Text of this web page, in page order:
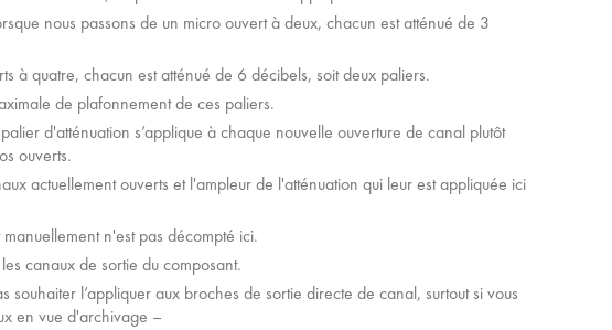
nous passons de un micro ouvert à deux, chacun est atténué de 3
à quatre, chacun est atténué de 6 décibels, soit deux paliers.
de plafonnement de ces paliers.
d'atténuation s’applique à chaque nouvelle ouverture de canal plutôt
ouverts.
actuellement ouverts et l'ampleur de l'atténuation qui leur est appliquée ici
n'est pas décompté ici.
canaux de sortie du composant.
souhaiter l’appliquer aux broches de sortie directe de canal, surtout si vous
en vue d'archivage –